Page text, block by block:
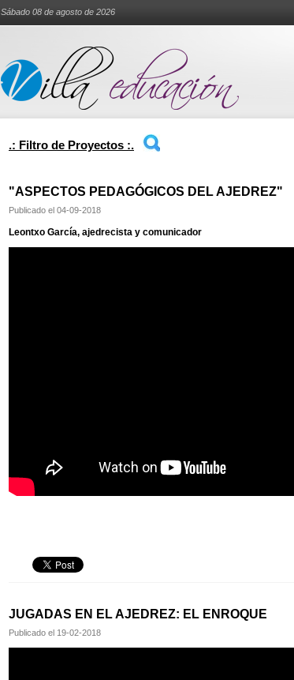
Sábado 08 de agosto de 2026
.: Filtro de Proyectos :.
"ASPECTOS PEDAGÓGICOS DEL AJEDREZ"
Publicado el 04-09-2018
Leontxo García, ajedrecista y comunicador
JUGADAS EN EL AJEDREZ: EL ENROQUE
Publicado el 19-02-2018